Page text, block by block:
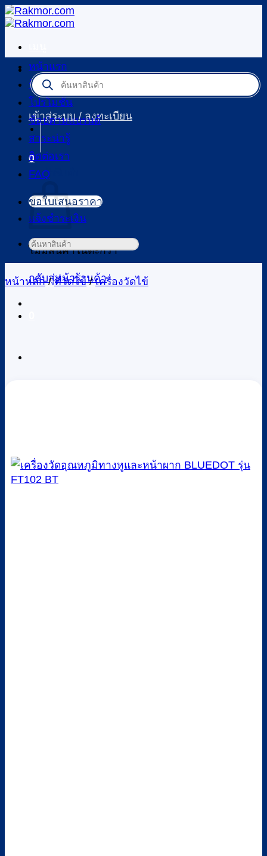
ข้าม
ไป
เนื้อหา
Products
search
เข้าสู่ระบบ / ลงทะเบียน
0
ตะกร้าสินค้า
ไม่มีสินค้าในตะกร้า
กลับสู่หน้าร้านค้า
หน้าแรก
ร้านค้า
โปรโมชัน
ช้อปตามแบรนด์
สาระน่ารู้
ติดต่อเรา
FAQ
ขอใบเสนอราคา
แจ้งชำระเงิน
ค้นหา:
หน้าหลัก / ที่วัดไข้ / เครื่องวัดไข้